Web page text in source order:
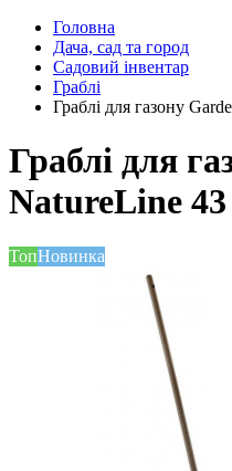
Головна
Дача, сад та город
Садовий інвентар
Граблі
Граблі для газону
Граблі для
NatureLine
ТопНовинка